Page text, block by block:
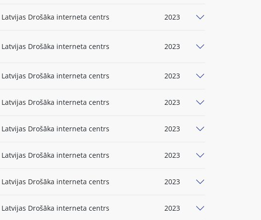
Latvijas Drošāka interneta centrs 2023
Latvijas Drošāka interneta centrs 2023
Latvijas Drošāka interneta centrs 2023
Latvijas Drošāka interneta centrs 2023
Latvijas Drošāka interneta centrs 2023
Latvijas Drošāka interneta centrs 2023
Latvijas Drošāka interneta centrs 2023
Latvijas Drošāka interneta centrs 2023